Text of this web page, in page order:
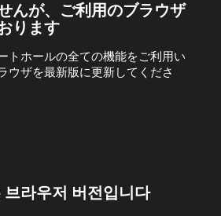
んが、ご利用のブラウザ
ります
トホールの全ての機能をご利用い
ウザを最新版に更新してくださ
라우저 버전입니다